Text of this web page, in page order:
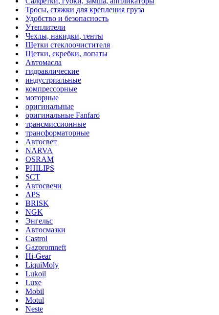
Тросы, стяжки для крепления груза
Удобство и безопасность
Утеплители
Чехлы, накидки, тенты
Щетки стеклоочистителя
Щетки, скребки, лопаты
Автомасла
гидравлические
индустриальные
компрессорные
моторные
оригинальные
оригинальные Fanfaro
трансмиссионные
трансформаторные
Автосвет
NARVA
OSRAM
PHILIPS
SCT
Автосвечи
APS
BRISK
NGK
Энгельс
Автосмазки
Castrol
Gazpromneft
Hi-Gear
LiquiMoly
Lukoil
Luxe
Mobil
Motul
Neste